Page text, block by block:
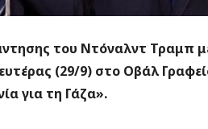
του Ντόναλντ Τραμπ
(29/9) στο Οβάλ
για τη Γάζα».